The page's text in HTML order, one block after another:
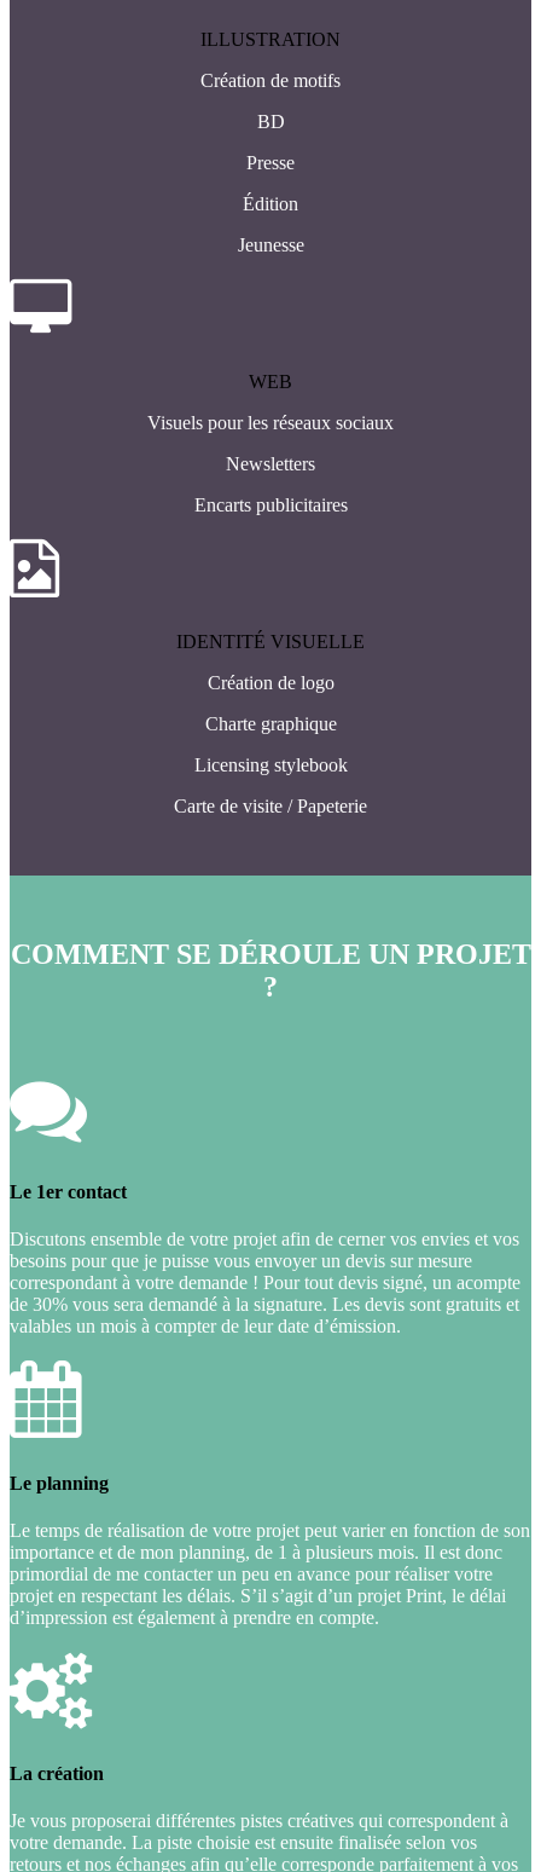
ILLUSTRATION
Création de motifs
BD
Presse
Édition
Jeunesse
WEB
Visuels pour les réseaux sociaux
Newsletters
Encarts publicitaires
IDENTITÉ VISUELLE
Création de logo
Charte graphique
Licensing stylebook
Carte de visite / Papeterie
COMMENT SE DÉROULE UN PROJET
?
Le 1er contact
Discutons ensemble de votre projet afin de cerner vos envies et vos
besoins pour que je puisse vous envoyer un devis sur mesure
correspondant à votre demande ! Pour tout devis signé, un acompte
de 30% vous sera demandé à la signature. Les devis sont gratuits et
valables un mois à compter de leur date d’émission.
Le planning
Le temps de réalisation de votre projet peut varier en fonction de son
importance et de mon planning, de 1 à plusieurs mois. Il est donc
primordial de me contacter un peu en avance pour réaliser votre
projet en respectant les délais. S’il s’agit d’un projet Print, le délai
d’impression est également à prendre en compte.
La création
Je vous proposerai différentes pistes créatives qui correspondent à
votre demande. La piste choisie est ensuite finalisée selon vos
retours et nos échanges afin qu’elle corresponde parfaitement à vos